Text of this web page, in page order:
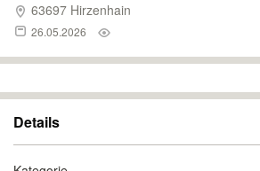
63697 Hirzenhain
26.05.2026
Details